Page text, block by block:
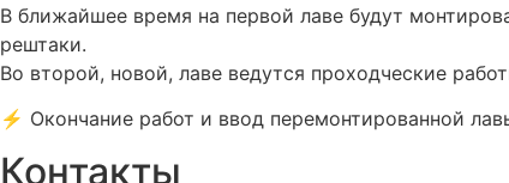
В ближайшее время на первой лаве будут
рештаки.
Во второй, новой, лаве ведутся проходческие
⚡️ Окончание работ и ввод перемонтированной
Контакты